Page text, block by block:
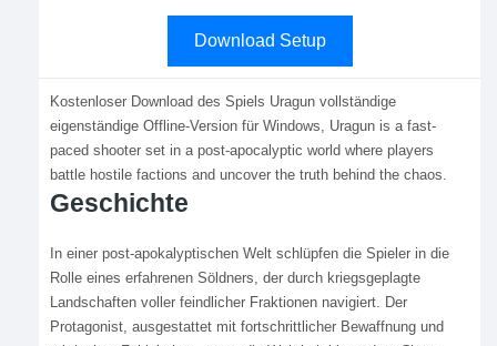
Download Setup
Kostenloser Download des Spiels Uragun vollständige
eigenständige Offline-Version für Windows, Uragun is a fast-
paced shooter set in a post-apocalyptic world where players
battle hostile factions and uncover the truth behind the chaos.
Geschichte
In einer post-apokalyptischen Welt schlüpfen die Spieler in die
Rolle eines erfahrenen Söldners, der durch kriegsgeplagte
Landschaften voller feindlicher Fraktionen navigiert. Der
Protagonist, ausgestattet mit fortschrittlicher Bewaffnung und